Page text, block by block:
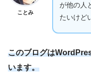
ことみ
が他の人
たいけど
このブログは
います。